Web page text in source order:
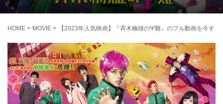
HOME > MOVIE > 【2023年人気映画】『斉木楠雄のΨ難』のフル動画を今す